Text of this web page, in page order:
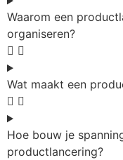
Waarom een
organiseren?
Wat maakt een
Hoe bouw je
productlancering?